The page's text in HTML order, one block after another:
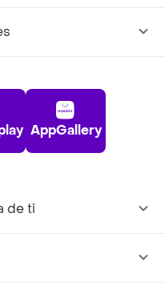
AppGallery
de ti